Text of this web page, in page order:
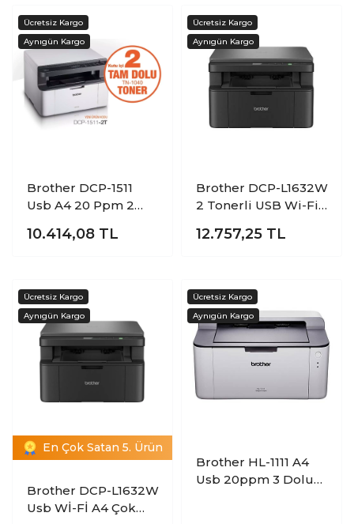
Brother DCP-1511
Usb A4 20 Ppm 2
Fonksiyonlu Mono
10.414,08 TL
Brother DCP-L1632W
2 Tonerli USB Wi-Fi
Mono Lazer Yazıcı
12.757,25 TL
En Çok Satan 5. Ürün
Brother DCP-L1632W
Usb Wİ-Fİ A4 Çok
Brother HL-1111 A4
Usb 20ppm 3 Dolu